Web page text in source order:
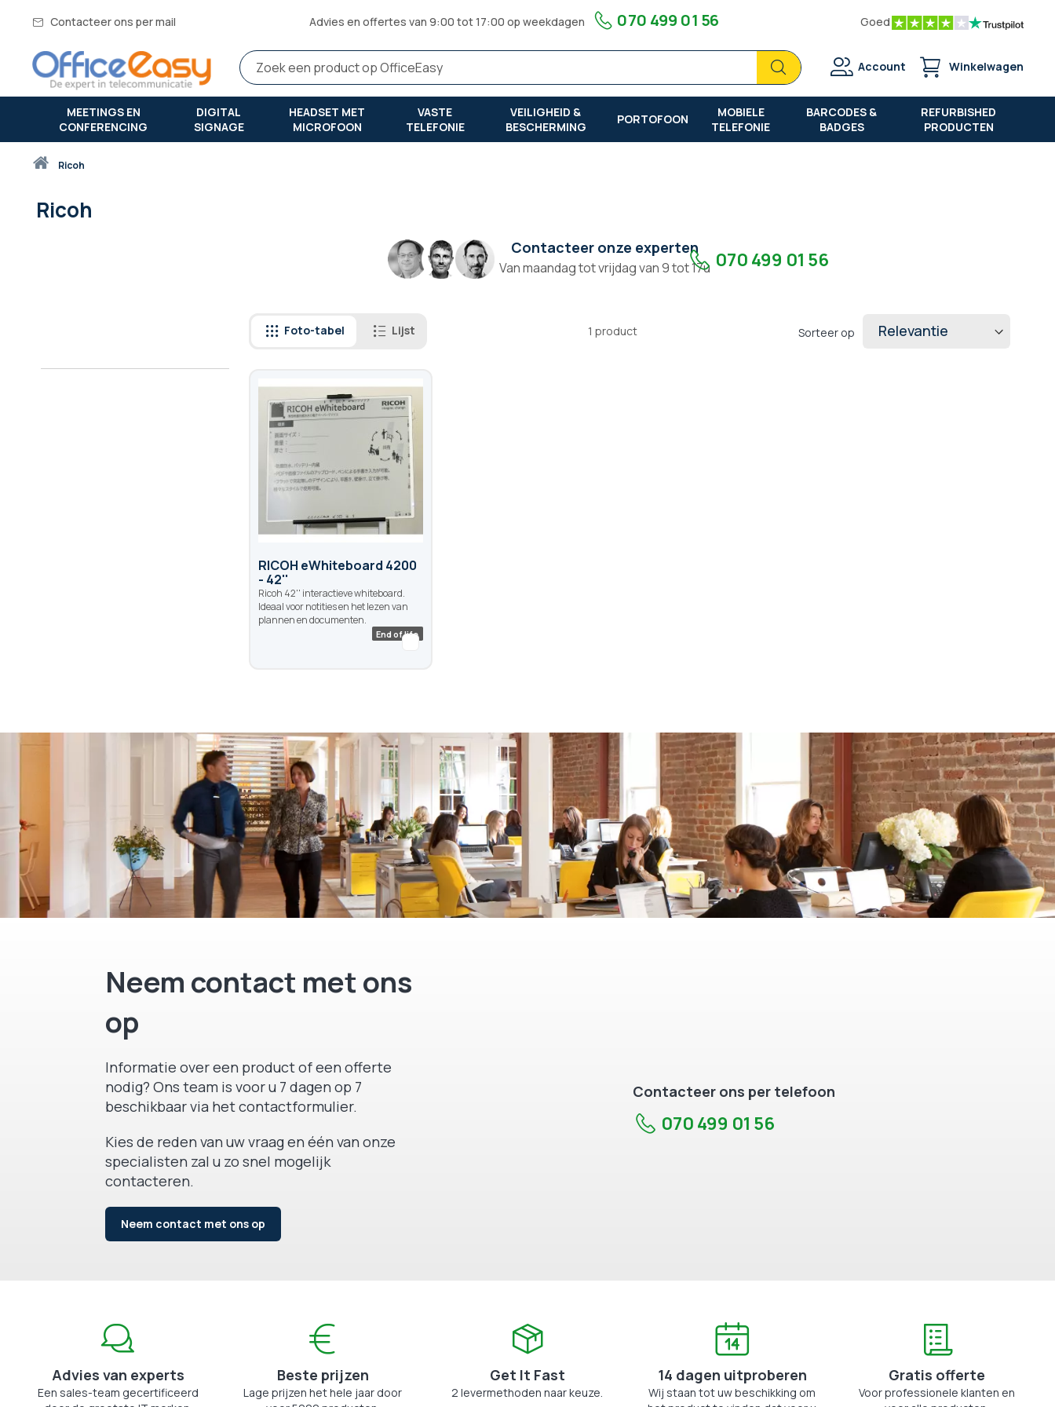
Contacteer ons per mail Advies en offertes van 9:00 tot 17:00 op weekdagen 070 499 01 56 Goed
Zoek
Zoek
Account Winkelwagen
MEETINGS EN
CONFERENCING
DIGITAL
SIGNAGE
HEADSET MET
MICROFOON
VASTE
TELEFONIE
VEILIGHEID &
BESCHERMING
PORTOFOON
MOBIELE
TELEFONIE
BARCODES &
BADGES
REFURBISHED
PRODUCTEN
Thuisricoh
Ricoh
Contacteer onze experten
Van maandag tot vrijdag van 9 tot 17u 070 499 01 56
Foto-tabel Lijst 1 product Sorteer op
RICOH eWhiteboard 4200
- 42''
Ricoh 42'' interactieve whiteboard.
Ideaal voor notities en het lezen van
plannen en documenten.
Neem contact met ons
op
Informatie over een product of een offerte
nodig? Ons team is voor u 7 dagen op 7
beschikbaar via het contactformulier.
Kies de reden van uw vraag en één van onze
specialisten zal u zo snel mogelijk
contacteren.
Neem contact met ons op
Contacteer ons per telefoon
070 499 01 56
Advies van experts
Een sales-team gecertificeerd
Beste prijzen
Lage prijzen het hele jaar door
Get It Fast
2 levermethoden naar keuze.
14 dagen uitproberen
Wij staan tot uw beschikking om
Gratis offerte
Voor professionele klanten en